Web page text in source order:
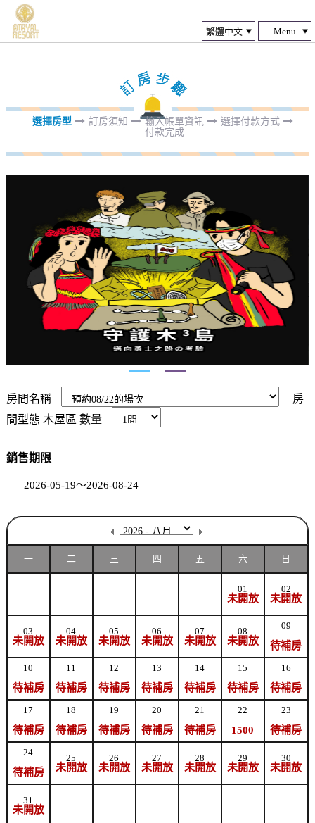
Menu
選擇房型 訂房須知 輸入帳單資訊
選擇付款方式
付款完成
房間名稱
房
間型態 木屋區 數量
銷售期限
2026-05-19～2026-08-24
一 二 三 四 五 六 日
01
未開放
02
未開放
03
未開放
04
未開放
05
未開放
06
未開放
07
未開放
08
未開放
09
待補房
10
待補房
11
待補房
12
待補房
13
待補房
14
待補房
15
待補房
16
待補房
17
待補房
18
待補房
19
待補房
20
待補房
21
待補房
22
1500
23
待補房
24
待補房
25
未開放
26
未開放
27
未開放
28
未開放
29
未開放
30
未開放
31
未開放